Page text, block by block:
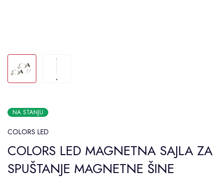
NA STANJU
COLORS LED
COLORS LED MAGNETNA SAJLA ZA
SPUŠTANJE MAGNETNE ŠINE